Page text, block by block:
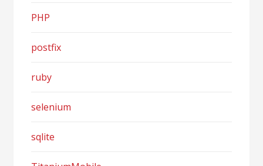
PHP
postfix
ruby
selenium
sqlite